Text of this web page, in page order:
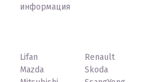
информация
Lifan
Mazda
Renault
Skoda